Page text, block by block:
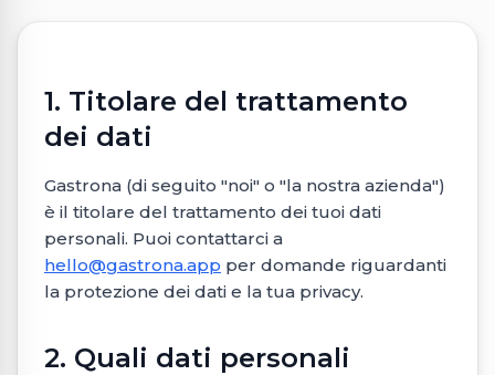
1. Titolare del trattamento
dei dati
Gastrona (di seguito "noi" o "la nostra azienda")
è il titolare del trattamento dei tuoi dati
personali. Puoi contattarci a
hello@gastrona.app per domande riguardanti
la protezione dei dati e la tua privacy.
2. Quali dati personali